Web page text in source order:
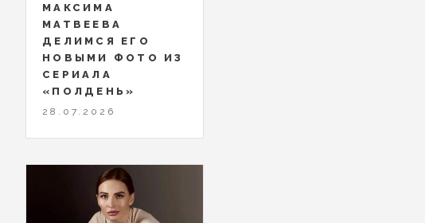
МАКСИМА
МАТВЕЕВА
ДЕЛИМСЯ ЕГО
НОВЫМИ ФОТО ИЗ
СЕРИАЛА
«ПОЛДЕНЬ»
28.07.2026